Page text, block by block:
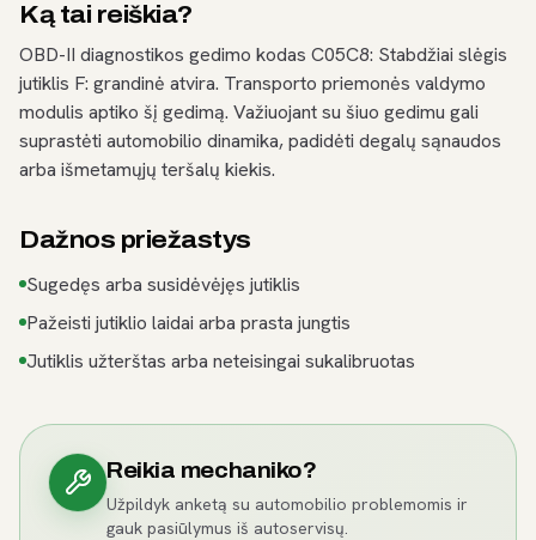
Ką tai reiškia?
OBD-II diagnostikos gedimo kodas C05C8: Stabdžiai slėgis
jutiklis F: grandinė atvira. Transporto priemonės valdymo
modulis aptiko šį gedimą. Važiuojant su šiuo gedimu gali
suprastėti automobilio dinamika, padidėti degalų sąnaudos
arba išmetamųjų teršalų kiekis.
Dažnos priežastys
Sugedęs arba susidėvėjęs jutiklis
Pažeisti jutiklio laidai arba prasta jungtis
Jutiklis užterštas arba neteisingai sukalibruotas
Reikia mechaniko?
Užpildyk anketą su automobilio problemomis ir
gauk pasiūlymus iš autoservisų.